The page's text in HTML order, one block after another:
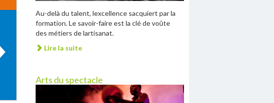
Au-delà du talent, lexcellence sacquiert par la
formation. Le savoir-faire est la clé de voûte
des métiers de lartisanat.
Lire la suite
Arts du spectacle